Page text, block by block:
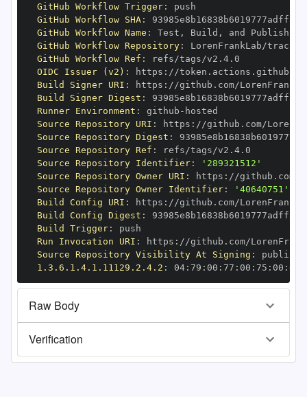
GitHub Workflow Trigger:
GitHub Workflow SHA:
GitHub Workflow Name : Test , Build ,
GitHub Workflow Repository:
GitHub Workflow Ref :
OIDC Issuer (v2) : https :
Build Signer URI : https :
Build Signer Digest :
Runner Environment : github -
Source Repository URI : https :
Source Repository Digest :
Source Repository Ref :
Source Repository Identifier:
'289321512'
Source Repository Owner URI : https :
Source Repository Owner Identifier:
'40640751'
Build Config URI : https :
Build Config Digest :
Build Trigger:
Run Invocation URI : https :
Source Repository Visibility At Signing :
1.3.6.1.4.1.11129.2.4.2 : 04: 79 : 00 : 77 : 00 : 75 : 00 : dd
Raw Body
Verification